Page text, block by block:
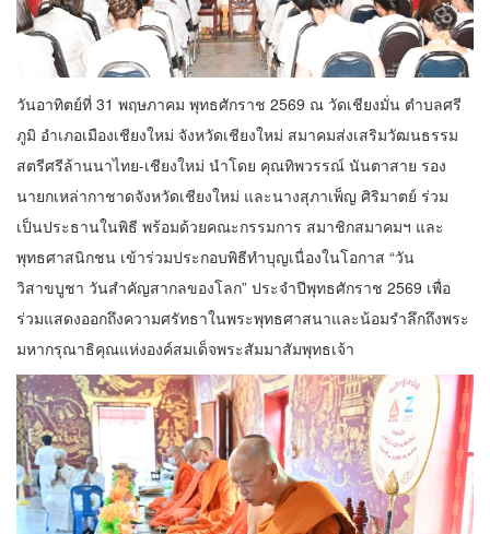
วันอาทิตย์ที่ 31 พฤษภาคม พุทธศักราช 2569 ณ วัดเชียงมั่น ตำบลศรี
ภูมิ อำเภอเมืองเชียงใหม่ จังหวัดเชียงใหม่ สมาคมส่งเสริมวัฒนธรรม
สตรีศรีล้านนาไทย-เชียงใหม่ นำโดย คุณทิพวรรณ์ นันตาสาย รอง
นายกเหล่ากาชาดจังหวัดเชียงใหม่ และนางสุภาเพ็ญ ศิริมาตย์ ร่วม
เป็นประธานในพิธี พร้อมด้วยคณะกรรมการ สมาชิกสมาคมฯ และ
พุทธศาสนิกชน เข้าร่วมประกอบพิธีทำบุญเนื่องในโอกาส “วัน
วิสาขบูชา วันสำคัญสากลของโลก” ประจำปีพุทธศักราช 2569 เพื่อ
ร่วมแสดงออกถึงความศรัทธาในพระพุทธศาสนาและน้อมรำลึกถึงพระ
มหากรุณาธิคุณแห่งองค์สมเด็จพระสัมมาสัมพุทธเจ้า